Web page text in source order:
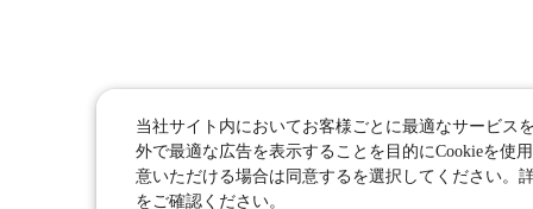
当社サイト内においてお客様ごとに最適なサービス
外で最適な広告を表示することを目的にCookieを使
意いただける場合は同意するを選択してください。
をご確認ください。